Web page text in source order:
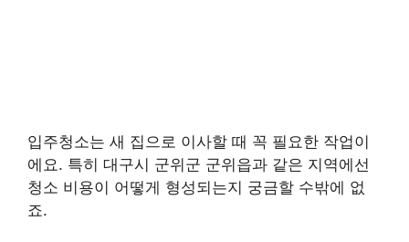
입주청소는 새 집으로 이사할 때 꼭 필요한 작업이
에요. 특히 대구시 군위군 군위읍과 같은 지역에선
청소 비용이 어떻게 형성되는지 궁금할 수밖에 없
죠.